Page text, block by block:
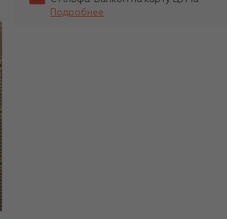
Подробнее